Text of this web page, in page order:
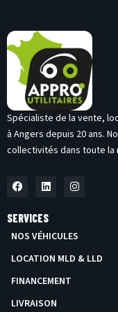
Spécialiste de la vente,
à Angers depuis 20 ans.
collectivités dans toute la
F
A
E
B
O
O
K
L
I
K
E
D
I
N
I
N
G
R
A
M
SERVICES
NOS VÉHICULES
LOCATION MLD & LLD
FINANCEMENT
LIVRAISON